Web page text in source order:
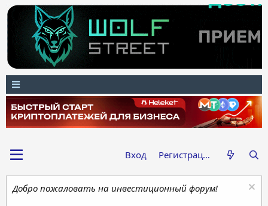
Вход Регистрация
Добро пожаловать на инвестиционный форум!